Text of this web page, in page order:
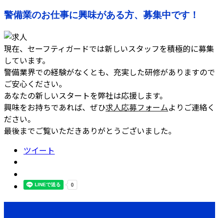
警備業のお仕事に興味がある方、募集中です！
現在、セーフティガードでは新しいスタッフを積極的に募集
しています。
警備業界での経験がなくとも、充実した研修がありますので
ご安心ください。
あなたの新しいスタートを弊社は応援します。
興味をお持ちであれば、ぜひ求人応募フォームよりご連絡く
ださい。
最後までご覧いただきありがとうございました。
ツイート